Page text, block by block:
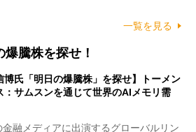
一覧を見る
騰株を探せ！
博氏「明日の爆騰株」を探せ】トーメン
：サムスンを通じて世界のAIメモリ需
融メディアに出演するグローバルリン